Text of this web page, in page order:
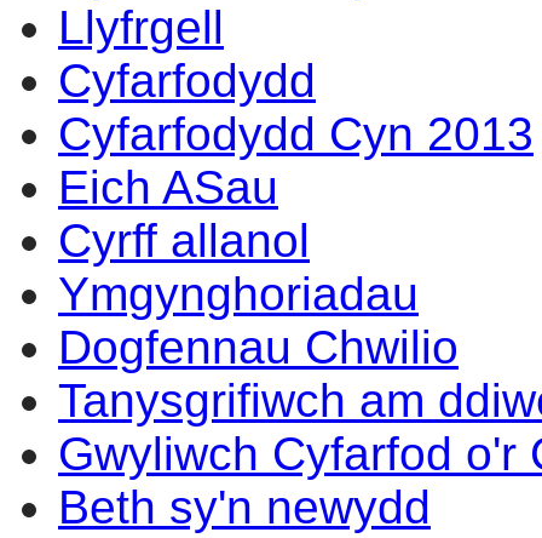
Llyfrgell
Cyfarfodydd
Cyfarfodydd Cyn 2013
Eich ASau
Cyrff allanol
Ymgynghoriadau
Dogfennau Chwilio
Tanysgrifiwch am
Gwyliwch Cyfarfod o'r
Beth sy'n newydd